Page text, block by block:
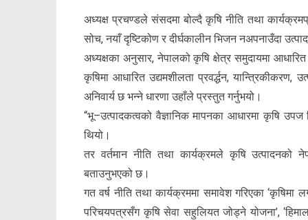
अध्यक्ष प्रचण्डले संसदमा बोल्दै कृषि नीति तथा
सोच, नयाँ दृष्टिकोण र दीर्घकालीन भिजन नअपनाउँदा
अध्यक्षका अनुसार, नेपालको कृषि क्षेत्र समुदायमा
कृषिमा आधारित उद्यमशीलता प्रवर्द्धन, यान्त्रिकीकरण,
अनिवार्य छ भन्ने धारणा उहाँले प्रस्तुत गर्नुभयो।
“भू–उत्पादकत्वको वैज्ञानिक मापनका आधारमा कृषि उपज
थियो।
तर वर्तमान नीति तथा कार्यक्रमले कृषि उत्पादनको
बताउनुभएको छ।
गत वर्ष नीति तथा कार्यक्रममा समावेश गरिएका ‘कृषिमा
परिचयपत्रसँग कृषि सेवा सहुलियत जोड्ने योजना’, ‘हिमाल